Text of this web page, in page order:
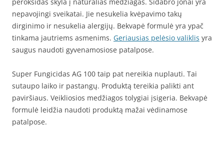
nepavojingi sveikatai. Jie nesukelia kvėpavimo takų
dirginimo ir nesukelia alergijų. Bekvapė formulė yra ypač
tinkama jautriems asmenims. Geriausias pelėsio valiklis yra
saugus naudoti gyvenamosiose patalpose.
Super Fungicidas AG 100 taip pat nereikia nuplauti. Tai
sutaupo laiko ir pastangų. Produktą tereikia palikti ant
paviršiaus. Veikliosios medžiagos tolygiai įsigeria. Bekvapė
formulė leidžia naudoti produktą mažai vėdinamose
patalpose.